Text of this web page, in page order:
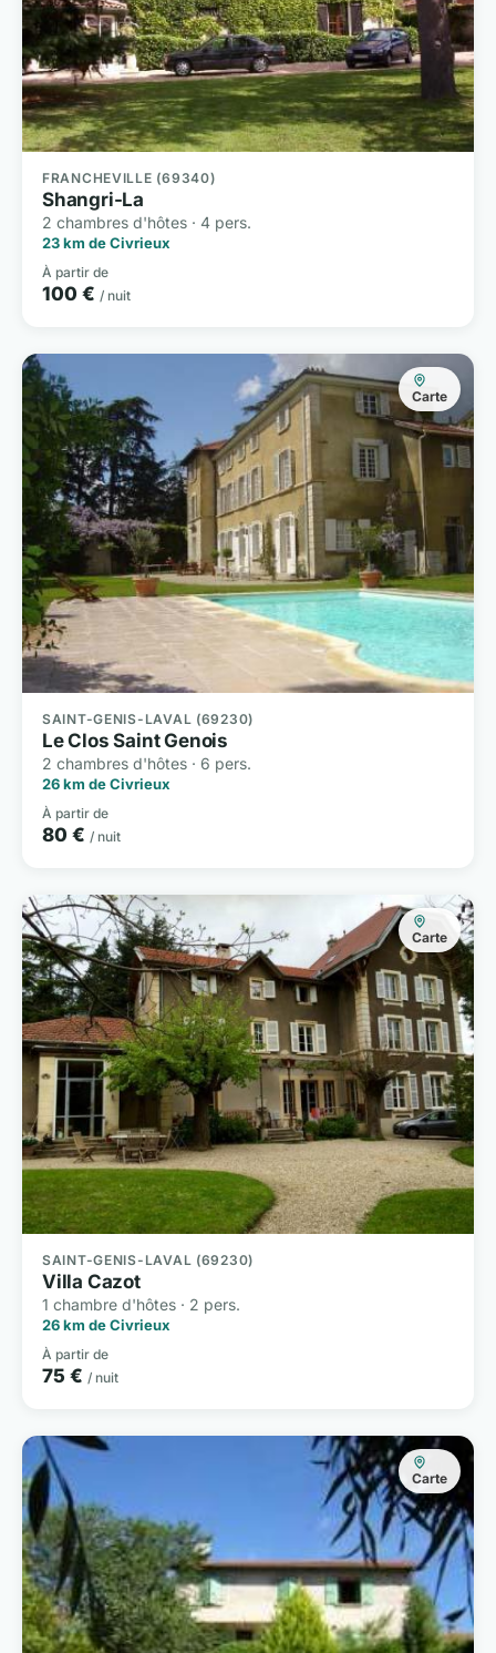
FRANCHEVILLE (69340)
Shangri-La
2 chambres d'hôtes · 4 pers.
23 km de Civrieux
À partir de
100 € / nuit
Carte
SAINT-GENIS-LAVAL (69230)
Le Clos Saint Genois
2 chambres d'hôtes · 6 pers.
26 km de Civrieux
À partir de
80 € / nuit
Carte
SAINT-GENIS-LAVAL (69230)
Villa Cazot
1 chambre d'hôtes · 2 pers.
26 km de Civrieux
À partir de
75 € / nuit
Carte